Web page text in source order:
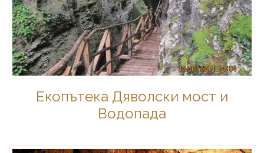
Екопътека Дяволски мост и
Водопада